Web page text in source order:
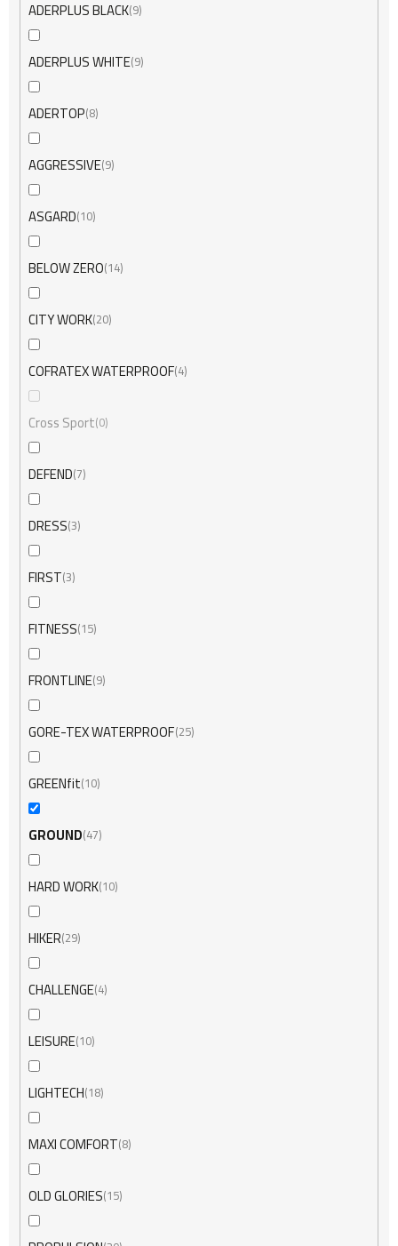
ADERPLUS BLACK 9
ADERPLUS WHITE 9
ADERTOP 8
AGGRESSIVE 9
ASGARD 10
BELOW ZERO 14
CITY WORK 20
COFRATEX WATERPROOF 4
Cross Sport 0
DEFEND 7
DRESS 3
FIRST 3
FITNESS 15
FRONTLINE 9
GORE-TEX WATERPROOF 25
GREENfit 10
GROUND 47
HARD WORK 10
HIKER 29
CHALLENGE 4
LEISURE 10
LIGHTECH 18
MAXI COMFORT 8
OLD GLORIES 15